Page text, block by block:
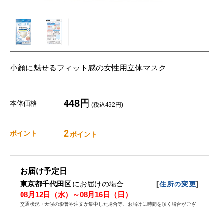
小顔に魅せるフィット感の女性用立体マスク
本体価格 448円 (税込492円)
ポイント 2ポイント
お届け予定日
東京都千代田区にお届けの場合 [住所の変更]
08月12日（水）～08月16日（日）
交通状況・天候の影響や注文が集中した場合等、お届けに時間を頂く場合がござ